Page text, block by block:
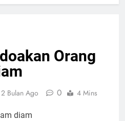
Orang
2 Bulan Ago 0 4 Mins